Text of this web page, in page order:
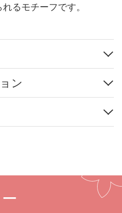
るモチーフです。
ン